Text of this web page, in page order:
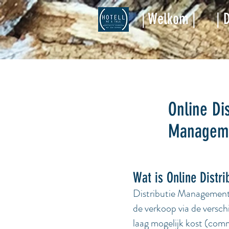
| Welkom | |
Online
Wat is Online
Distributie
de verkoop via de
laag mogelijk kost